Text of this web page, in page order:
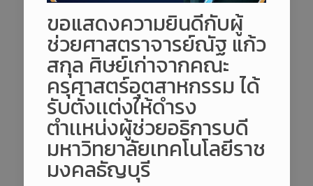
ขอแสดงความยินดีกับผู้
ช่วยศาสตราจารย์ณัฐ แก้ว
สกุล ศิษย์เก่าจากคณะ
ครุศาสตร์อุตสาหกรรม ได้
รับตั้งเเต่งให้ดำรง
ตำเเหน่งผู้ช่วยอธิการบดี
มหาวิทยาลัยเทคโนโลยีราช
มงคลธัญบุรี